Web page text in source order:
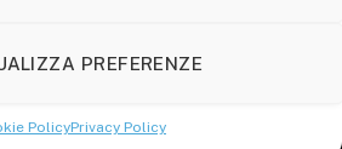
PREFERENZE
PolicyPrivacy Policy